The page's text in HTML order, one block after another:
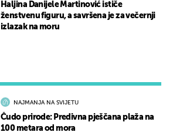
NAJMANJA NA SVIJETU
Čudo prirode: Predivna pješčana plaža na
100 metara od mora
Haljina Danijele Martinović ističe
ženstvenu figuru, a savršena je za večernji
izlazak na moru